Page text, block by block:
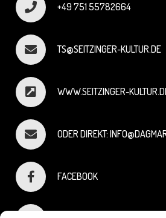
+49 751 55782664
TS@SEITZINGER-KULTUR.DE
WWW.SEITZINGER-
ODER DIREKT:
FACEBOOK